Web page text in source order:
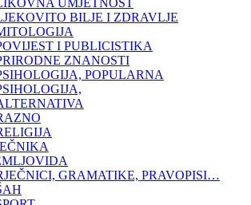
BILJE I ZDRAVLJE
I PUBLICISTIKA
ZNANOSTI
POPULARNA
GRAMATIKE, PRAVOPISI…